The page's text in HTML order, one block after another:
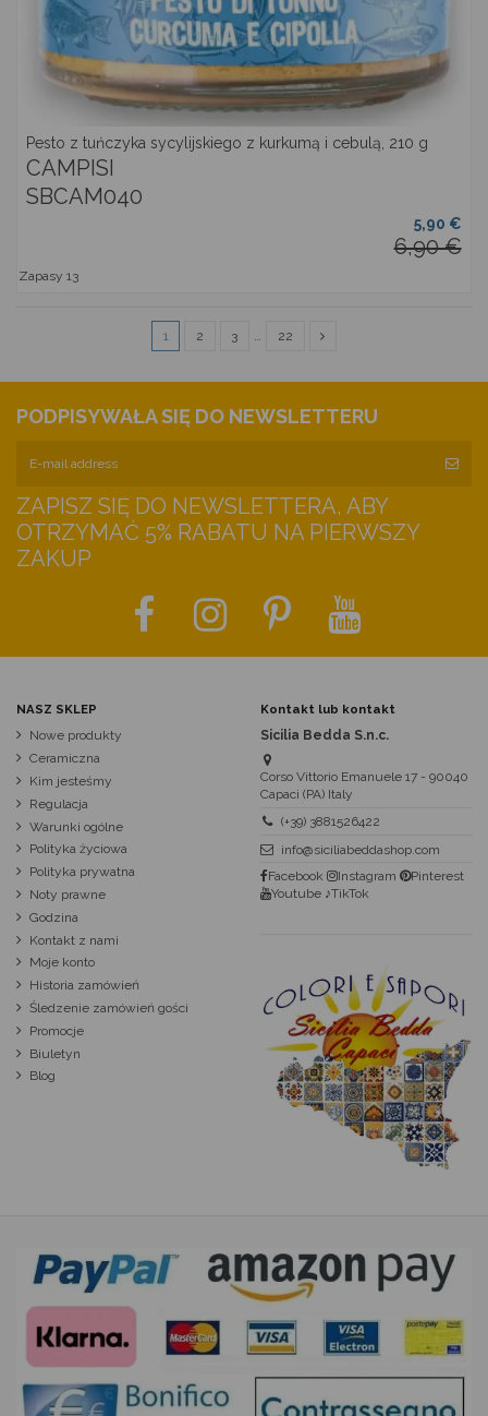
Pesto z tuńczyka sycylijskiego z kurkumą i cebulą, 210 g
CAMPISI
SBCAM040
5,90 €
6,90 €
Zapasy 13
1 2 3 … 22
PODPISYWAŁA SIĘ DO NEWSLETTERU
ZAPISZ SIĘ DO NEWSLETTERA, ABY
OTRZYMAĆ 5% RABATU NA PIERWSZY
ZAKUP
NASZ SKLEP
Nowe produkty
Ceramiczna
Kim jesteśmy
Regulacja
Warunki ogólne
Polityka życiowa
Polityka prywatna
Noty prawne
Godzina
Kontakt z nami
Moje konto
Historia zamówień
Śledzenie zamówień gości
Promocje
Biuletyn
Blog
Kontakt lub kontakt
Sicilia Bedda S.n.c.
Corso Vittorio Emanuele 17 - 90040
Capaci (PA) Italy
(+39) 3881526422
info@siciliabeddashop.com
Facebook
Instagram
Pinterest
Youtube ♪TikTok